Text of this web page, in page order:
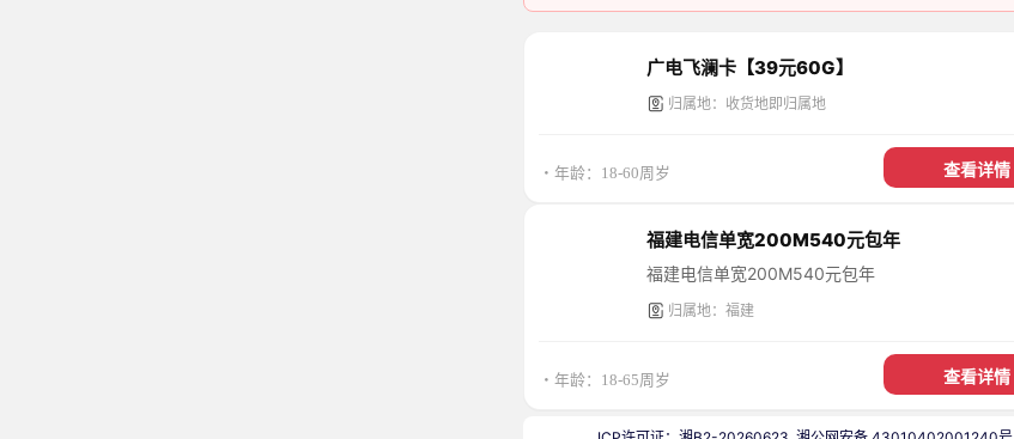
广电飞澜卡【39元60G】
归属地：收货地即归属地
・年龄：18-60周岁 查看详情
福建电信单宽200M540元包年
福建电信单宽200M540元包年
归属地：福建
・年龄：18-65周岁 查看详情